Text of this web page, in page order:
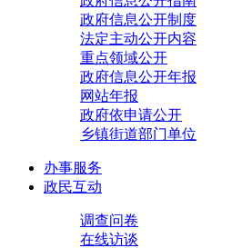
政府信息公开制度
法定主动公开内容
重点领域公开
政府信息公开年报
网站年报
政府依申请公开
乡镇街道部门单位
办事服务
政民互动
调查问卷
在线访谈